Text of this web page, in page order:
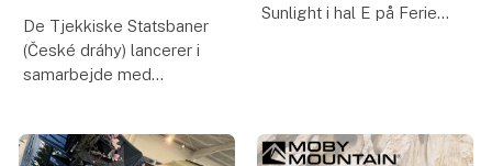
De Tjekkiske Statsbaner
(České dráhy) lancerer i
samarbejde med
(DSB) fra maj en ny
Sunlight i hal E på Ferie
store vider. Sunlight
IBEX er blevet testet